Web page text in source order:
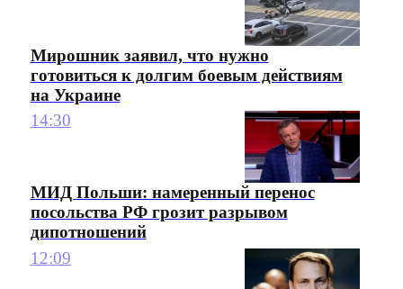
Мирошник заявил, что нужно
готовиться к долгим боевым действиям
на Украине
14:30
МИД Польши: намеренный перенос
посольства РФ грозит разрывом
дипотношений
12:09